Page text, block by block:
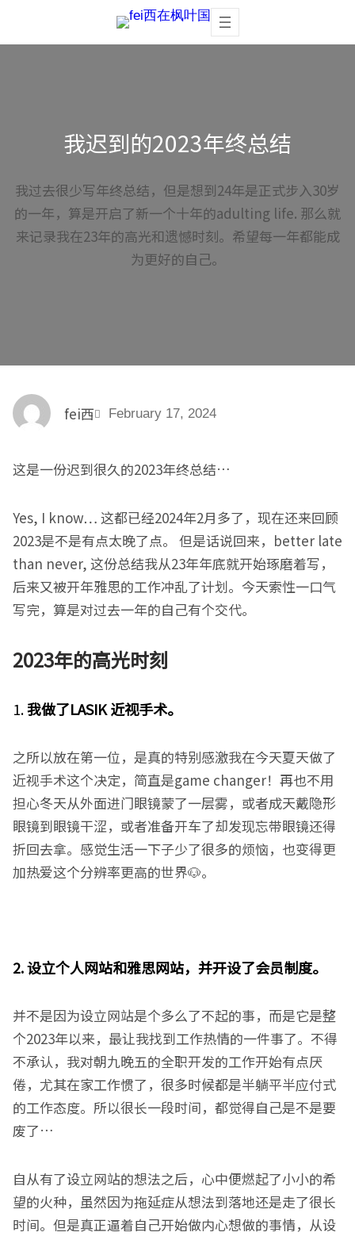
我迟到的2023年终总结
我过去很少写年终总结，但是想到24年是正式步入30岁
的一年，算是开启了新一个十年的adulting life. 那么就
来记录我在23年的高光和遗憾时刻。希望每一年都能成
为更好的自己。
fei西 February 17, 2024
这是一份迟到很久的2023年终总结…
Yes, I know… 这都已经2024年2月多了，现在还来回顾
2023是不是有点太晚了点。 但是话说回来，better late
than never, 这份总结我从23年年底就开始琢磨着写，
后来又被开年雅思的工作冲乱了计划。今天索性一口气
写完，算是对过去一年的自己有个交代。
2023年的高光时刻
1.我做了LASIK 近视手术。
之所以放在第一位，是真的特别感激我在今天夏天做了
近视手术这个决定，简直是game changer！再也不用
担心冬天从外面进门眼镜蒙了一层雾，或者成天戴隐形
眼镜到眼镜干涩，或者准备开车了却发现忘带眼镜还得
折回去拿。感觉生活一下子少了很多的烦恼，也变得更
加热爱这个分辨率更高的世界🐶。
2.设立个人网站和雅思网站，并开设了会员制度。
并不是因为设立网站是个多么了不起的事，而是它是整
个2023年以来，最让我找到工作热情的一件事了。不得
不承认，我对朝九晚五的全职开发的工作开始有点厌
倦，尤其在家工作惯了，很多时候都是半躺平半应付式
的工作态度。所以很长一段时间，都觉得自己是不是要
废了…
自从有了设立网站的想法之后，心中便燃起了小小的希
望的火种，虽然因为拖延症从想法到落地还是走了很长
时间。但是真正逼着自己开始做内心想做的事情，从设